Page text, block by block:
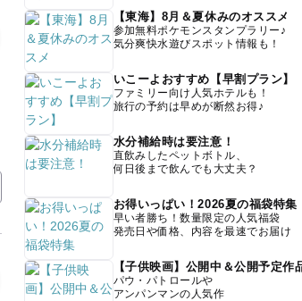
【東海】8月＆夏休みのオススメ
参加無料ポケモンスタンプラリー♪
気分爽快水遊びスポット情報も！
いこーよおすすめ【早割プラン】
ファミリー向け人気ホテルも！
旅行の予約は早めが断然お得♪
水分補給時は要注意！
直飲みしたペットボトル、
何日後まで飲んでも大丈夫？
お得いっぱい！2026夏の福袋特集
早い者勝ち！数量限定の人気福袋
発売日や価格、内容を最速でお届け
【子供映画】公開中＆公開予定作
パウ・パトロールや
アンパンマンの人気作